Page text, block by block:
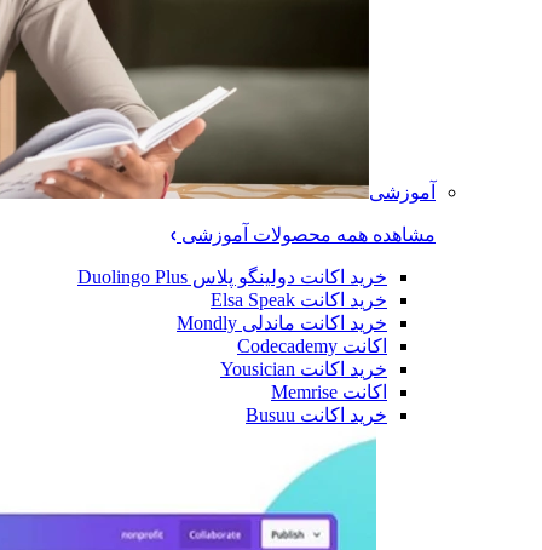
آموزشی
مشاهده همه محصولات آموزشی
خرید اکانت دولینگو پلاس Duolingo Plus
خرید اکانت Elsa Speak
خرید اکانت ماندلی Mondly
اکانت Codecademy
خرید اکانت Yousician
اکانت Memrise
خرید اکانت ‌Busuu